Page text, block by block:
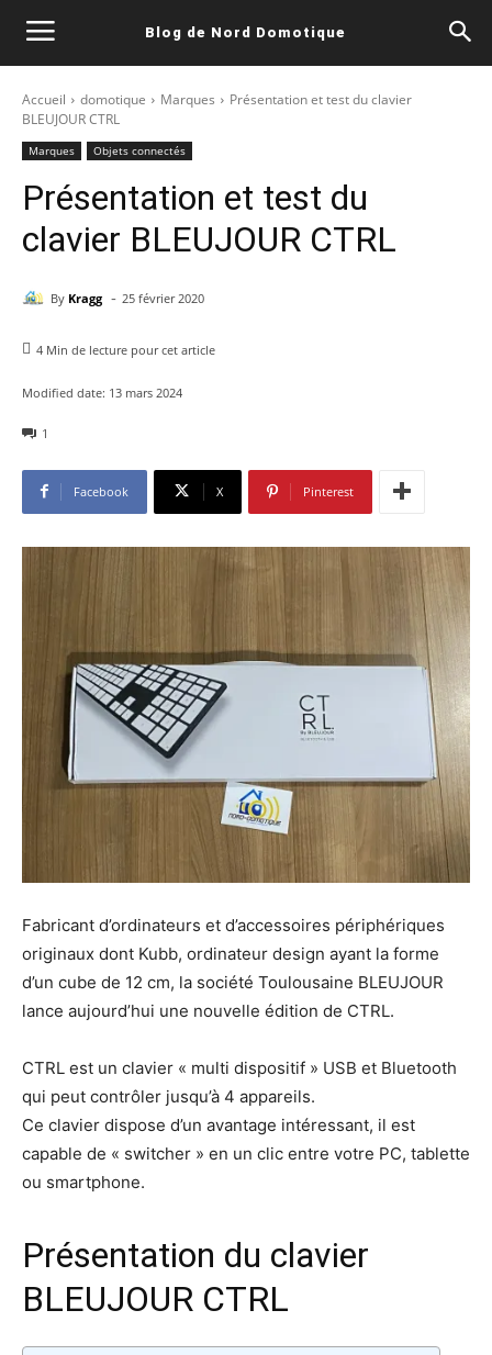
Blog de Nord Domotique
Accueil domotique Marques
Présentation et test du clavier
BLEUJOUR CTRL
Marques Objets connectés
Présentation et test du
clavier BLEUJOUR CTRL
By Kragg - 25 février 2020
4 Min de lecture pour cet article
Modified date: 13 mars 2024
1
Facebook X Pinterest
Fabricant d’ordinateurs et d’accessoires périphériques
originaux dont Kubb, ordinateur design ayant la forme
d’un cube de 12 cm, la société Toulousaine BLEUJOUR
lance aujourd’hui une nouvelle édition de CTRL.
CTRL est un clavier « multi dispositif » USB et Bluetooth
qui peut contrôler jusqu’à 4 appareils.
Ce clavier dispose d’un avantage intéressant, il est
capable de « switcher » en un clic entre votre PC, tablette
ou smartphone.
Présentation du clavier
BLEUJOUR CTRL